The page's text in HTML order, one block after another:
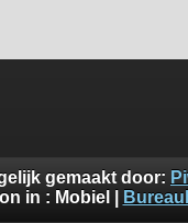
gemaakt door:
in : Mobiel